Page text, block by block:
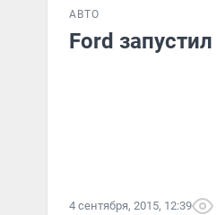
АВТО
Ford
4 сентября, 2015, 12:39